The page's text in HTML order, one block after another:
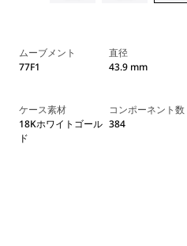
ムーブメント
77F1
直径
43.9 mm
ケース素材
18Kホワイトゴール
ド
コンポーネント数
384